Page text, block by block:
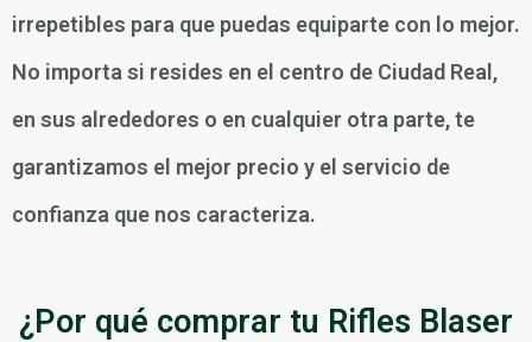
irrepetibles para que puedas equiparte con lo mejor.
No importa si resides en el centro de Ciudad Real,
en sus alrededores o en cualquier otra parte, te
garantizamos el mejor precio y el servicio de
confianza que nos caracteriza.
¿Por qué comprar tu Rifles Blaser